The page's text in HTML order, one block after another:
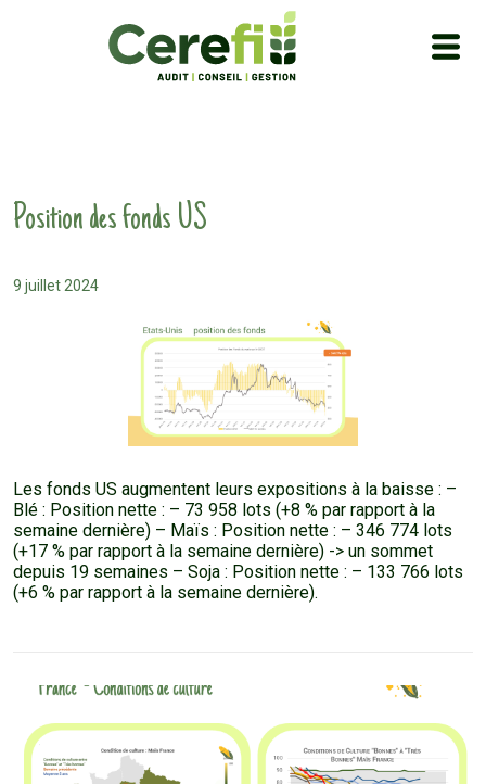
Position des fonds US
9 juillet 2024
Les fonds US augmentent leurs expositions à la baisse : –
Blé : Position nette : – 73 958 lots (+8 % par rapport à la
semaine dernière) – Maïs : Position nette : – 346 774 lots
(+17 % par rapport à la semaine dernière) -> un sommet
depuis 19 semaines – Soja : Position nette : – 133 766 lots
(+6 % par rapport à la semaine dernière).